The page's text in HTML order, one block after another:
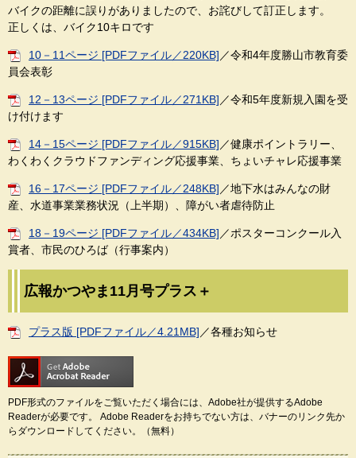
バイクの距離に誤りがありましたので、お詫びして訂正します。
正しくは、バイク10キロです
10－11ページ [PDFファイル／220KB] ／令和4年度勝山市教育委
員会表彰
12－13ページ [PDFファイル／271KB] ／令和5年度新規入園を受
け付けます
14－15ページ [PDFファイル／915KB] ／健康ポイントラリー、
わくわくクラウドファンディング応援事業、ちょいチャレ応援事業
16－17ページ [PDFファイル／248KB] ／地下水はみんなの財
産、水道事業業務状況（上半期）、障がい者虐待防止
18－19ページ [PDFファイル／434KB] ／ポスターコンクール入
賞者、市民のひろば（行事案内）
広報かつやま11月号プラス＋
プラス版 [PDFファイル／4.21MB] ／各種お知らせ
PDF形式のファイルをご覧いただく場合には、Adobe社が提供するAdobe
Readerが必要です。
Adobe Readerをお持ちでない方は、バナーのリンク先か
らダウンロードしてください。（無料）